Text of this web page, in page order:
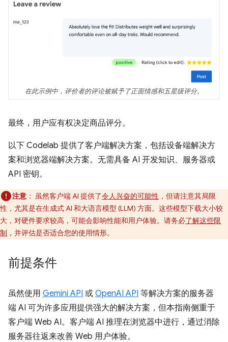
在此示例中，评价者的评论被赋予了正面情感和五星级评分。
最终，用户应有权决定商品评分。
以下 Codelab 提供了客户端解决方案，包括设备端解决方
案和浏览器端解决方案。无需具备 AI 开发知识、服务器或
API 密钥。
注意 ： 虽然客户端 AI 提供了令人兴奋的可能性 ，但请注意其局限
性，尤其是在生成式 AI 和大语言模型 (LLM) 方面。这些模型下载大小较
大，对硬件要求较高，可能会影响性能和用户体验。请务必了解这些限
制 ，并评估是否适合您的使用情形。
前提条件
虽然使用 Gemini API 或 OpenAI API 等解决方案的服务器
端 AI 可为许多应用提供强大的解决方案，但本指南侧重于
客户端 Web AI。客户端 AI 推理在浏览器中进行，通过消除
服务器往返来改善 Web 用户体验。